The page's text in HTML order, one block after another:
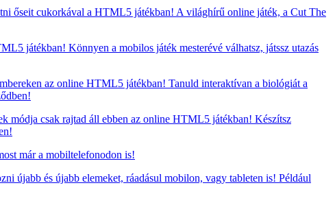
őseit cukorkával a HTML5 játékban! A világhírű online játék, a Cut The
játékban! Könnyen a mobilos játék mesterévé válhatsz, játssz utazás
az online HTML5 játékban! Tanuld interaktívan a biológiát a
módja csak rajtad áll ebben az online HTML5 játékban! Készítsz
már a mobiltelefonodon is!
újabb és újabb elemeket, ráadásul mobilon, vagy tableten is! Például